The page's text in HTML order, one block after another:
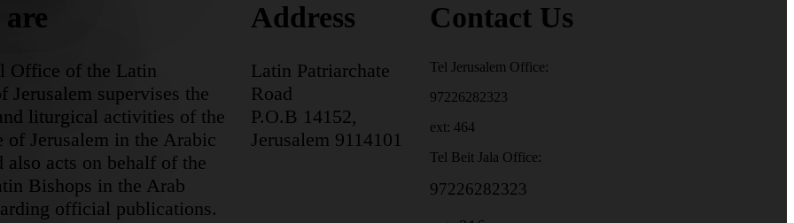
Office of the Latin
Jerusalem supervises the
liturgical activities of the
of Jerusalem in the Arabic
also acts on behalf of the
Bishops in the Arab
official publications.
Address
Latin Patriarchate
Road
P.O.B 14152,
Jerusalem 9114101
Contact Us
Tel Jerusalem Office:
97226282323
ext: 464
Tel Beit Jala Office:
97226282323